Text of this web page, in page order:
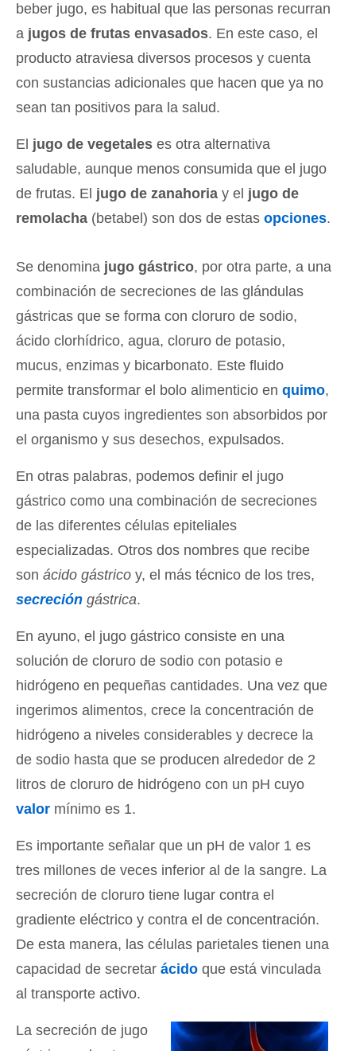
beber jugo, es habitual que las personas recurran
a jugos de frutas envasados. En este caso, el
producto atraviesa diversos procesos y cuenta
con sustancias adicionales que hacen que ya no
sean tan positivos para la salud.
El jugo de vegetales es otra alternativa
saludable, aunque menos consumida que el jugo
de frutas. El jugo de zanahoria y el jugo de
remolacha (betabel) son dos de estas opciones.
Se denomina jugo gástrico, por otra parte, a una
combinación de secreciones de las glándulas
gástricas que se forma con cloruro de sodio,
ácido clorhídrico, agua, cloruro de potasio,
mucus, enzimas y bicarbonato. Este fluido
permite transformar el bolo alimenticio en quimo,
una pasta cuyos ingredientes son absorbidos por
el organismo y sus desechos, expulsados.
En otras palabras, podemos definir el jugo
gástrico como una combinación de secreciones
de las diferentes células epiteliales
especializadas. Otros dos nombres que recibe
son ácido gástrico y, el más técnico de los tres,
secreción gástrica.
En ayuno, el jugo gástrico consiste en una
solución de cloruro de sodio con potasio e
hidrógeno en pequeñas cantidades. Una vez que
ingerimos alimentos, crece la concentración de
hidrógeno a niveles considerables y decrece la
de sodio hasta que se producen alrededor de 2
litros de cloruro de hidrógeno con un pH cuyo
valor mínimo es 1.
Es importante señalar que un pH de valor 1 es
tres millones de veces inferior al de la sangre. La
secreción de cloruro tiene lugar contra el
gradiente eléctrico y contra el de concentración.
De esta manera, las células parietales tienen una
capacidad de secretar ácido que está vinculada
al transporte activo.
La secreción de jugo